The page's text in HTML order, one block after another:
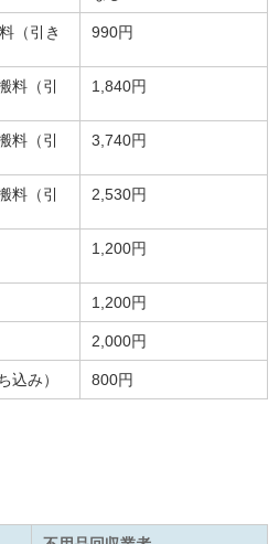
（引き
990円
料（引
1,840円
料（引
3,740円
料（引
2,530円
1,200円
1,200円
2,000円
込み） 800円